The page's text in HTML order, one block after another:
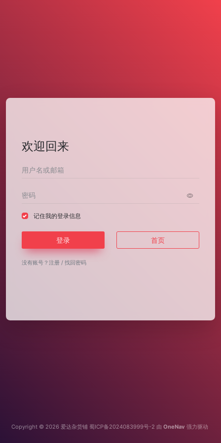
欢迎回来
记住我的登录信息
登录 首页
没有账号？ 注册 / 找回密码
Copyright © 2026 爱达杂货铺 蜀ICP备2024083999号-2 由 OneNav 强力驱动